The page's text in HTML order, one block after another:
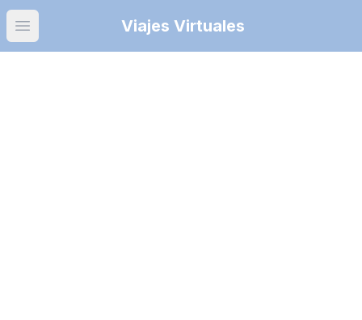
Open main menuViajes Virtuales